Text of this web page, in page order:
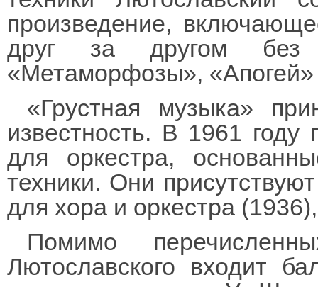
произведение,
друг за другом без
«Метаморфозы», «Апогей»
«Грустная музыка»
известность. В 1961 году
для оркестра,
техники. Они
для хора и оркестра
Помимо
Лютославского входит